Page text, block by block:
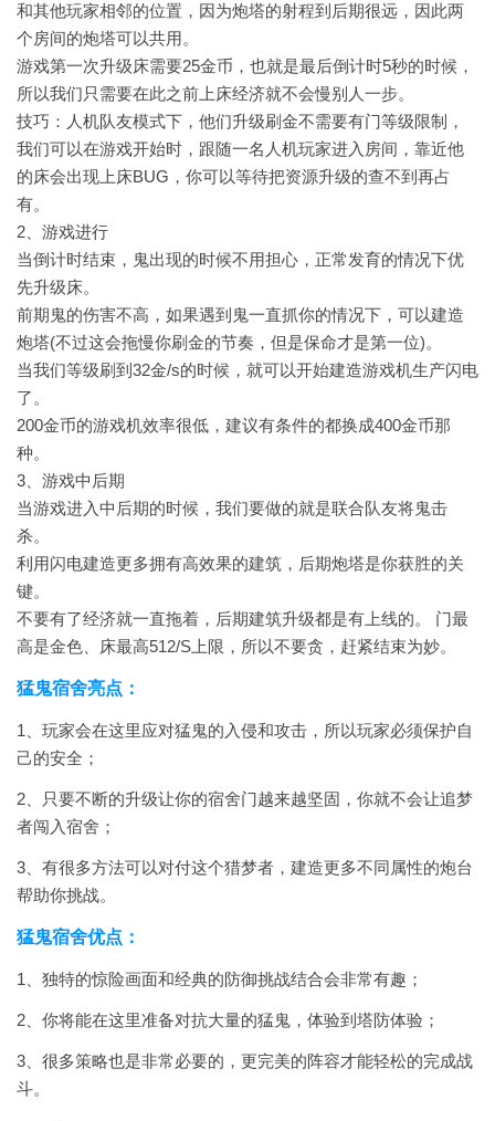
和其他玩家相邻的位置，因为炮塔的射程到后期很远，因此两
个房间的炮塔可以共用。
游戏第一次升级床需要25金币，也就是最后倒计时5秒的时候，
所以我们只需要在此之前上床经济就不会慢别人一步。
技巧：人机队友模式下，他们升级刷金不需要有门等级限制，
我们可以在游戏开始时，跟随一名人机玩家进入房间，靠近他
的床会出现上床BUG，你可以等待把资源升级的查不到再占
有。
2、游戏进行
当倒计时结束，鬼出现的时候不用担心，正常发育的情况下优
先升级床。
前期鬼的伤害不高，如果遇到鬼一直抓你的情况下，可以建造
炮塔(不过这会拖慢你刷金的节奏，但是保命才是第一位)。
当我们等级刷到32金/s的时候，就可以开始建造游戏机生产闪电
了。
200金币的游戏机效率很低，建议有条件的都换成400金币那
种。
3、游戏中后期
当游戏进入中后期的时候，我们要做的就是联合队友将鬼击
杀。
利用闪电建造更多拥有高效果的建筑，后期炮塔是你获胜的关
键。
不要有了经济就一直拖着，后期建筑升级都是有上线的。
门最
高是金色、床最高512/S上限，所以不要贪，赶紧结束为妙。
猛鬼宿舍亮点：
1、玩家会在这里应对猛鬼的入侵和攻击，所以玩家必须保护自
己的安全；
2、只要不断的升级让你的宿舍门越来越坚固，你就不会让追梦
者闯入宿舍；
3、有很多方法可以对付这个猎梦者，建造更多不同属性的炮台
帮助你挑战。
猛鬼宿舍优点：
1、独特的惊险画面和经典的防御挑战结合会非常有趣；
2、你将能在这里准备对抗大量的猛鬼，体验到塔防体验；
3、很多策略也是非常必要的，更完美的阵容才能轻松的完成战
斗。